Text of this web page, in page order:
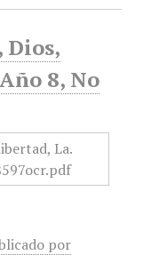
Dios,
8, No
por